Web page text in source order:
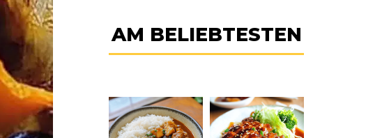
AM BELIEBTESTEN